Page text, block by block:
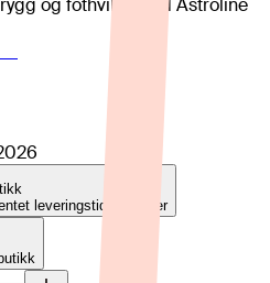
og fothviler. Hud Astroline
leveringstid: 4-8 uker